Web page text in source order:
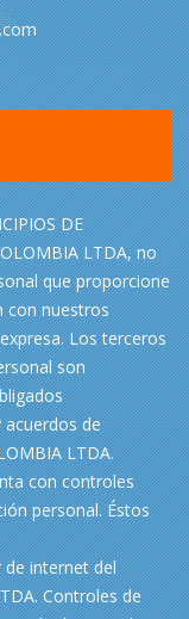
DE
LTDA, no
que proporcione
con nuestros
Los terceros
son
de
LTDA.
con controles
personal. Éstos
de internet del
Controles de